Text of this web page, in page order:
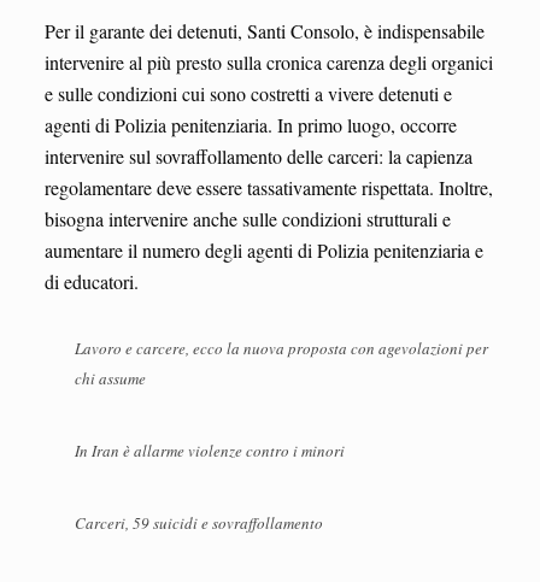
Per il garante dei detenuti, Santi Consolo, è indispensabile
intervenire al più presto sulla cronica carenza degli organici
e sulle condizioni cui sono costretti a vivere detenuti e
agenti di Polizia penitenziaria. In primo luogo, occorre
intervenire sul sovraffollamento delle carceri: la capienza
regolamentare deve essere tassativamente rispettata. Inoltre,
bisogna intervenire anche sulle condizioni strutturali e
aumentare il numero degli agenti di Polizia penitenziaria e
di educatori.
Lavoro e carcere, ecco la nuova proposta con agevolazioni per
chi assume
In Iran è allarme violenze contro i minori
Carceri, 59 suicidi e sovraffollamento